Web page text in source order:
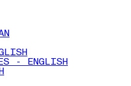
- ENGLISH